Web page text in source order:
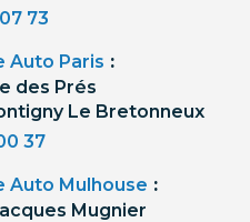
73
Auto Paris :
des Prés
Le Bretonneux
37
Auto Mulhouse :
Mugnier